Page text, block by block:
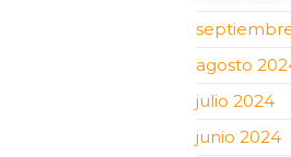
agosto
julio 2024
junio 2024